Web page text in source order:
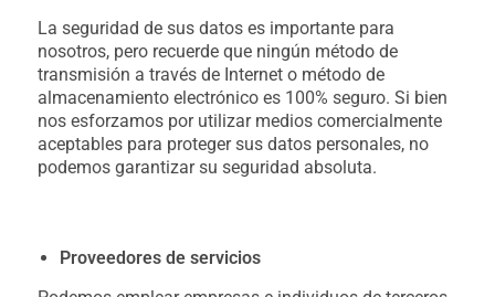
La seguridad de sus datos es importante para
nosotros, pero recuerde que ningún método de
transmisión a través de Internet o método de
almacenamiento electrónico es 100% seguro. Si bien
nos esforzamos por utilizar medios comercialmente
aceptables para proteger sus datos personales, no
podemos garantizar su seguridad absoluta.
Proveedores de servicios